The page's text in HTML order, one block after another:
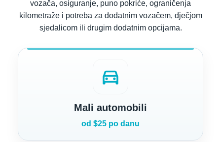
vozača, osiguranje, puno pokriće, ograničenja
kilometraže i potreba za dodatnim vozačem, dječjom
sjedalicom ili drugim dodatnim opcijama.
directions_car
Mali automobili
od $25 po danu